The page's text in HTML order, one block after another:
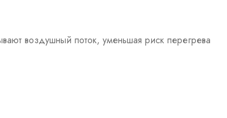
воздушный поток, уменьшая риск перегрева